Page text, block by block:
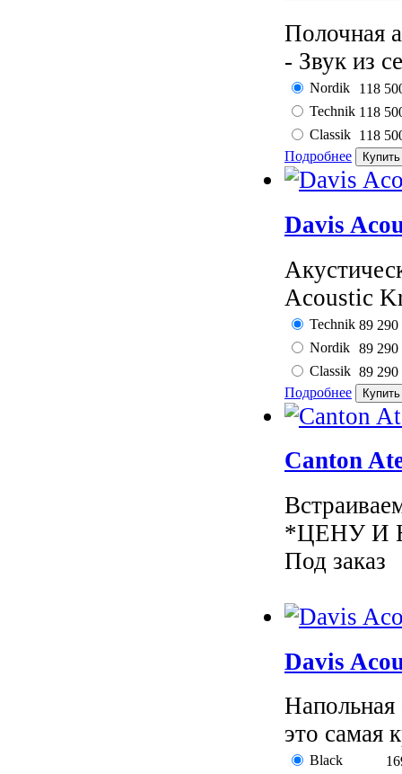
Полочная
- Звук из
Nordik
118
Technik 118
Classik 118
Подробнее
Davis
Acoustic
Technik 89 290
Nordik 89 290
Classik 89 290
Подробнее
Canton
*ЦЕНУ И
Под заказ
Davis
это самая
Black